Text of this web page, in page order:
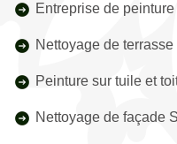
Entreprise de
Nettoyage de
Peinture sur tuile et
Nettoyage de façade